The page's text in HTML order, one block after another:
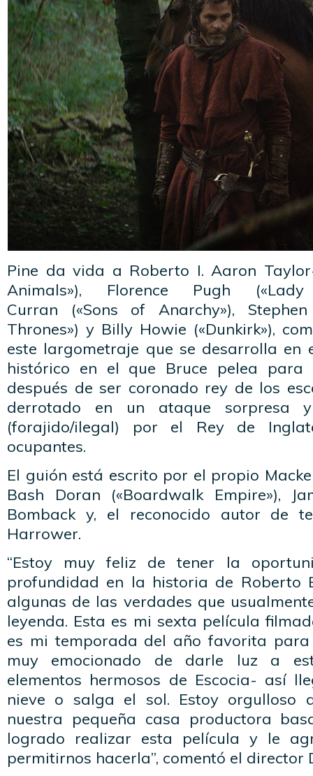
Pine da vida a Roberto I. Aaron
Animals»), Florence Pugh
Curran («Sons of Anarchy»),
Thrones») y Billy Howie («Dunkirk»),
este largometraje que se desarrolla en
histórico en el que Bruce pelea para
después de ser coronado rey de los
derrotado en un ataque sorpresa
(forajido/ilegal) por el Rey de
ocupantes.
El guión está escrito por el propio
Bash Doran («Boardwalk Empire»),
Bomback y, el reconocido autor de
Harrower.
“Estoy muy feliz de tener la
profundidad en la historia de Roberto
algunas de las verdades que
leyenda. Esta es mi sexta película
es mi temporada del año favorita
muy emocionado de darle luz a
elementos hermosos de Escocia- así
nieve o salga el sol. Estoy orgulloso
nuestra pequeña casa productora
logrado realizar esta película y le
permitirnos hacerla”, comentó el director